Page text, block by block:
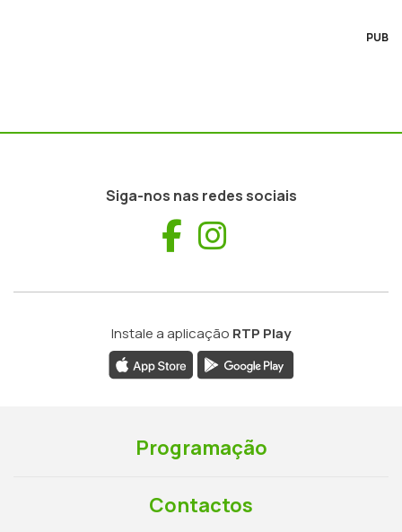
PUB
Siga-nos nas redes sociais
Facebook
Instale a aplicação RTP Play
Programação
Contactos